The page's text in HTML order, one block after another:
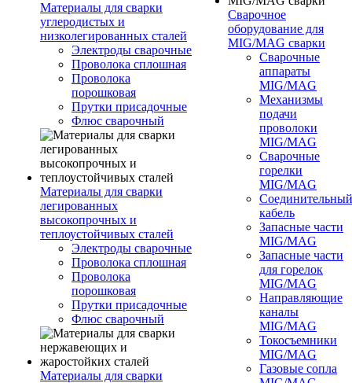
Материалы для сварки
углеродистых и
низколегированных сталей
Электроды сварочные
Проволока сплошная
Проволока
порошковая
Прутки присадочные
Флюс сварочный
Материалы для сварки
легированных
высокопрочных и
теплоустойчивых сталей
Электроды сварочные
Проволока сплошная
Проволока
порошковая
Прутки присадочные
Флюс сварочный
Материалы для сварки
Сварочное
оборудование для
MIG/MAG сварки
Сварочные
аппараты
MIG/MAG
Механизмы
подачи
проволоки
MIG/MAG
Сварочные
горелки
MIG/MAG
Соединительный
кабель
Запасные части
MIG/MAG
Запасные части
для горелок
MIG/MAG
Направляющие
каналы
MIG/MAG
Токосъемники
MIG/MAG
Газовые сопла